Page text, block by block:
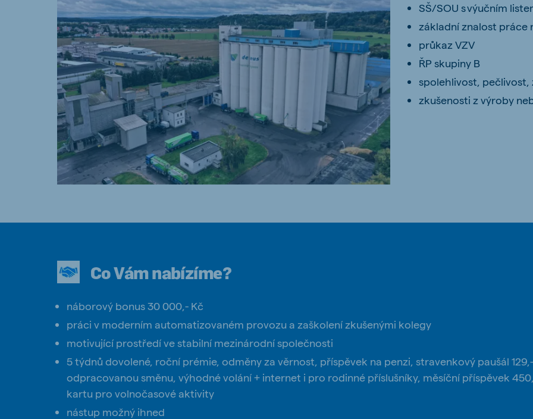
SŠ/SOU s výučním
základní znalost práce
průkaz VZV
ŘP skupiny B
spolehlivost,
zkušenosti z výroby
Co Vám nabízíme?
náborový bonus 30 000,- Kč
práci v moderním automatizovaném provozu a zaškolení zkušenými kolegy
motivující prostředí ve stabilní mezinárodní společnosti
5 týdnů dovolené, roční prémie, odměny za věrnost, příspěvek na penzi, stravenkový paušál
odpracovanou směnu, výhodné volání + internet i pro rodinné příslušníky, měsíční příspěvek
kartu pro volnočasové aktivity
nástup možný ihned